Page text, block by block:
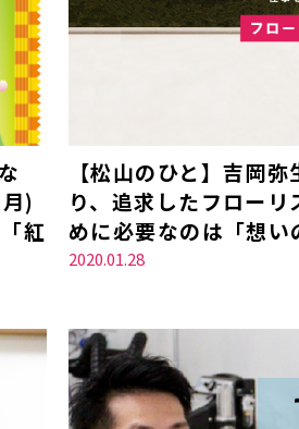
)
紅
【松山のひと】吉岡
り、追求したフロー
めに必要なのは「想い
2020.01.28